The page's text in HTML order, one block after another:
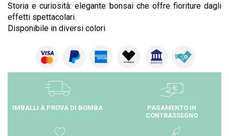
Storia e curiosità: elegante bonsai che offre fioriture dagli
effetti spettacolari.
Disponibile in diversi colori
IMBALLI A PROVA DI BOMBA
PAGAMENTO IN
CONTRASSEGNO